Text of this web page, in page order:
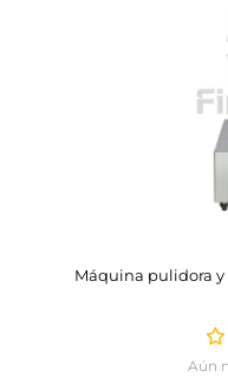
Máquina pulidora y
Aún